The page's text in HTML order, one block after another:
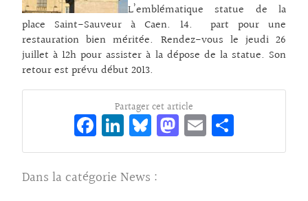
L’emblématique statue de la
place Saint-Sauveur à Caen. 14. part pour une
restauration bien méritée. Rendez-vous le jeudi 26
juillet à 12h pour assister à la dépose de la statue. Son
retour est prévu début 2013.
Partager cet article
Fa
ce
bo
o
Li
n
ke
dI
Bl
ue
sk
M
as
E
m rt
Dans la catégorie News :